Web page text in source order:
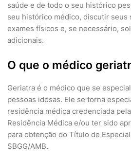
saúde e de todo o seu histórico
seu histórico médico, discutir seus
exames físicos e, se necessário,
adicionais.
O que o médico
Geriatra é o médico que se
pessoas idosas. Ele se torna
residência médica credenciada
Residência Médica e/ou ter sido
para obtenção do Título de
SBGG/AMB.